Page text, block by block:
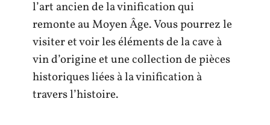
l’art ancien de la vinification qui
remonte au Moyen Âge. Vous pourrez le
visiter et voir les éléments de la cave à
vin d’origine et une collection de pièces
historiques liées à la vinification à
travers l’histoire.